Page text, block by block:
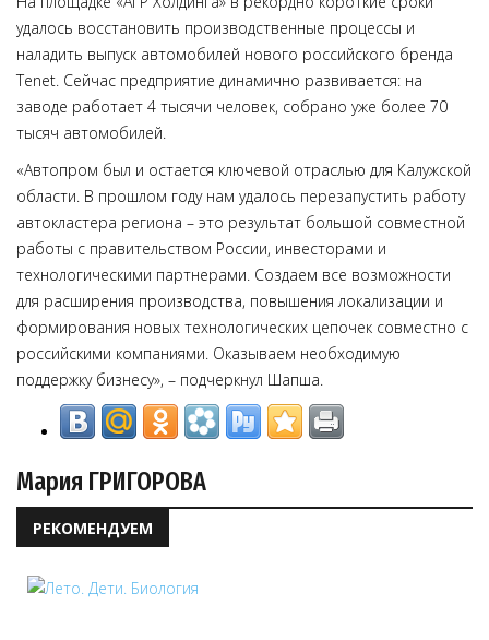
удалось восстановить производственные процессы и
наладить выпуск автомобилей нового российского бренда
Tenet. Сейчас предприятие динамично развивается: на
заводе работает 4 тысячи человек, собрано уже более 70
тысяч автомобилей.
«Автопром был и остается ключевой отраслью для Калужской
области. В прошлом году нам удалось перезапустить работу
автокластера региона – это результат большой совместной
работы с правительством России, инвесторами и
технологическими партнерами. Создаем все возможности
для расширения производства, повышения локализации и
формирования новых технологических цепочек совместно с
российскими компаниями. Оказываем необходимую
поддержку бизнесу», – подчеркнул Шапша.
Мария ГРИГОРОВА
РЕКОМЕНДУЕМ